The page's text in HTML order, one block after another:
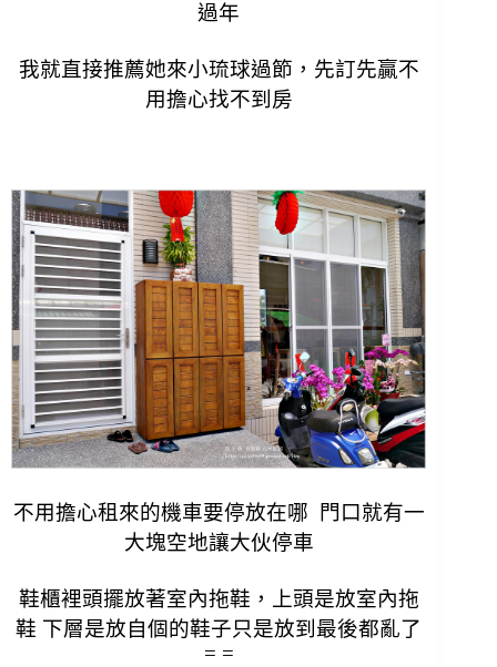
過年
我就直接推薦她來小琉球過節，先訂先贏不
用擔心找不到房
不用擔心租來的機車要停放在哪
門口就有一
大塊空地讓大伙停車
鞋櫃裡頭擺放著室內拖鞋， 上頭是放室內拖
鞋 下層是放自個的鞋子只是放到最後都亂了
= =